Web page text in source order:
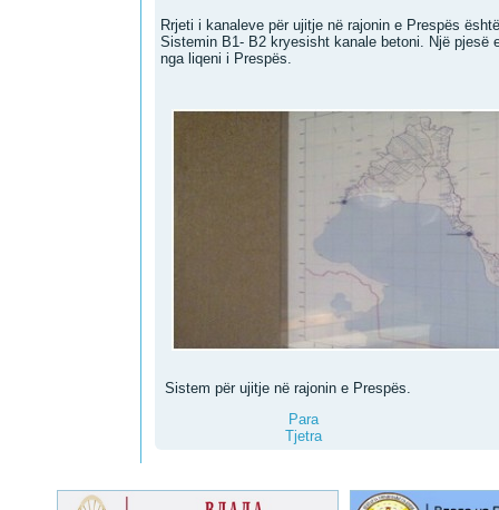
Rrjeti i kanaleve për ujitje në rajonin e Prespës
Sistemin B1- B2 kryesisht kanale betoni. Një pjesë
nga liqeni i Prespës.
Sistem për ujitje në rajonin e Prespës.
Para
Tjetra